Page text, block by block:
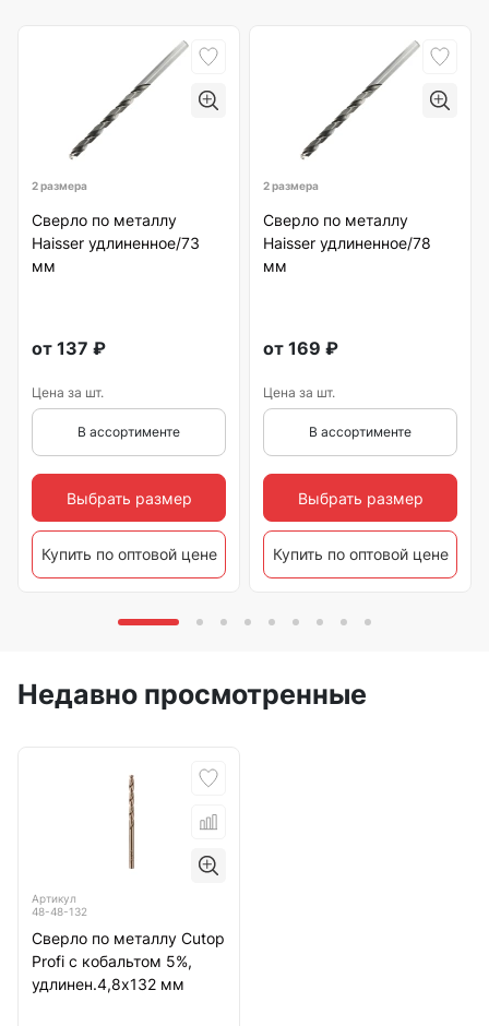
2 размера
Сверло по металлу
Haisser удлиненное/73
мм
от 137 ₽
Цена за шт.
В ассортименте
Выбрать размер
Купить по оптовой цене
2 размера
Сверло по металлу
Haisser удлиненное/78
мм
от 169 ₽
Цена за шт.
В ассортименте
Выбрать размер
Купить по оптовой цене
Недавно просмотренные
Артикул
48-48-132
Сверло по металлу Cutop
Profi с кобальтом 5%,
удлинен.4,8х132 мм